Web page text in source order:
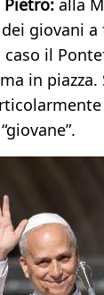
alla
giovani
il
in piazza.